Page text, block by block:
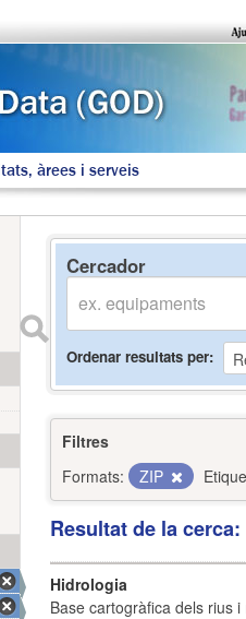
àrees i serveis
Cercador
Ordenar resultats per
Filtres
Formats:
ZIP
Resultat de la
Hidrologia
Base cartogràfica dels rius